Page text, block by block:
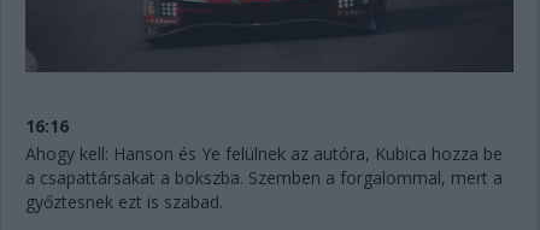
16:16
Ahogy kell: Hanson és Ye felülnek az autóra, Kubica hozza be
a csapattársakat a bokszba. Szemben a forgalommal, mert a
győztesnek ezt is szabad.